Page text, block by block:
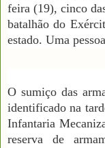
feira (19), cinco
batalhão do
estado. Uma
O sumiço das
identificado na
Infantaria
reserva de